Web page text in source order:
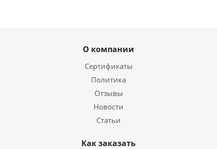
О компании
Сертификаты
Политика
Отзывы
Новости
Статьи
Как заказать